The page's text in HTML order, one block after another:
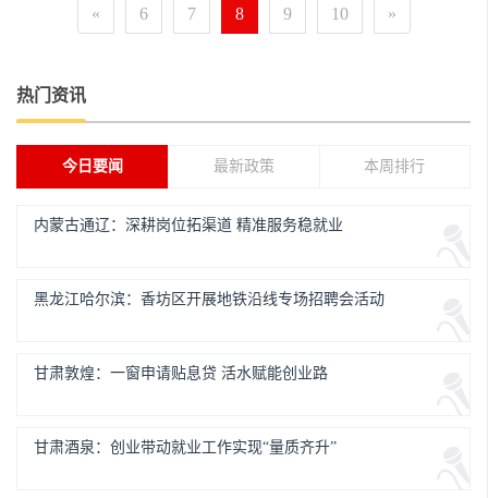
« 6 7 8 9 10 »
热门资讯
今日要闻 最新政策 本周排行
内蒙古通辽：深耕岗位拓渠道 精准服务稳就业
黑龙江哈尔滨：香坊区开展地铁沿线专场招聘会活动
甘肃敦煌：一窗申请贴息贷 活水赋能创业路
甘肃酒泉：创业带动就业工作实现“量质齐升”